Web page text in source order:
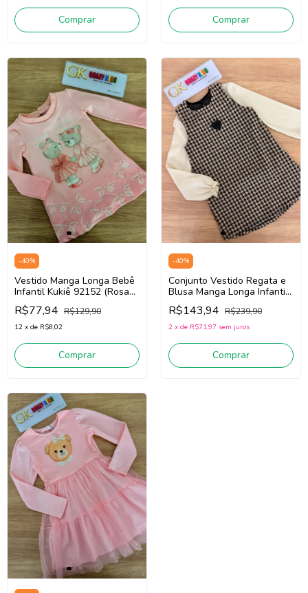
Comprar Comprar
-40%
Vestido Manga Longa Bebê
Infantil Kukiê 92152 (Rosa
Claro)
R$77,94 R$129,90
12 x de R$8,02
Comprar
-40%
Conjunto Vestido Regata e
Blusa Manga Longa Infantil
Teen Kukiê 92084 (Off
White/Preto)
R$143,94 R$239,90
2 x de R$71,97 sem juros
Comprar